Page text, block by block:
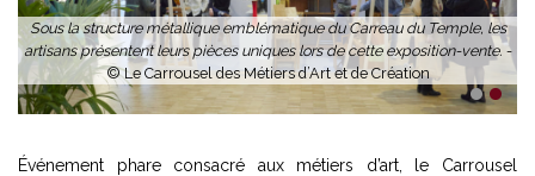
Sous la structure métallique emblématique du Carreau du Temple, les
artisans présentent leurs pièces uniques lors de cette exposition-vente. -
© Le Carrousel des Métiers d’Art et de Création
1 2
Événement phare consacré aux métiers d’art, le Carrousel